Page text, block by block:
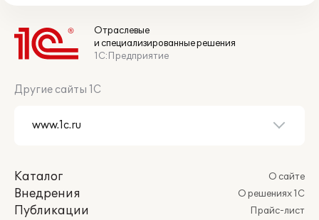
Отраслевые
и специализированные решения
1С:Предприятие
Другие сайты 1С
Каталог
Внедрения
Публикации
О сайте
О решениях 1С
Прайс-лист